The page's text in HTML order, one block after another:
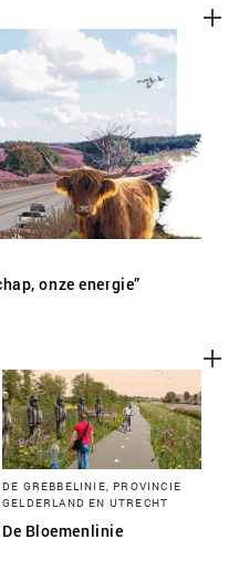
onze energie”
DE GREBBELINIE, PROVINCIE
GELDERLAND EN UTRECHT
De Bloemenlinie